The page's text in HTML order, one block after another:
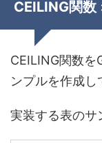
CEILING関
CEILING関数を
ンプルを作成し
実装する表のサ